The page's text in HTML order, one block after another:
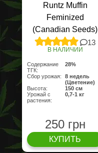
Runtz Muffin
Feminized
(Canadian Seeds)
13
В НАЛИЧИИ
Содержание
ТГК:
28%
Сбор урожая:
8 недель
(Цветение)
Высота:
150 см
Урожай с
растения:
0,7-1 кг
250 грн
КУПИТЬ